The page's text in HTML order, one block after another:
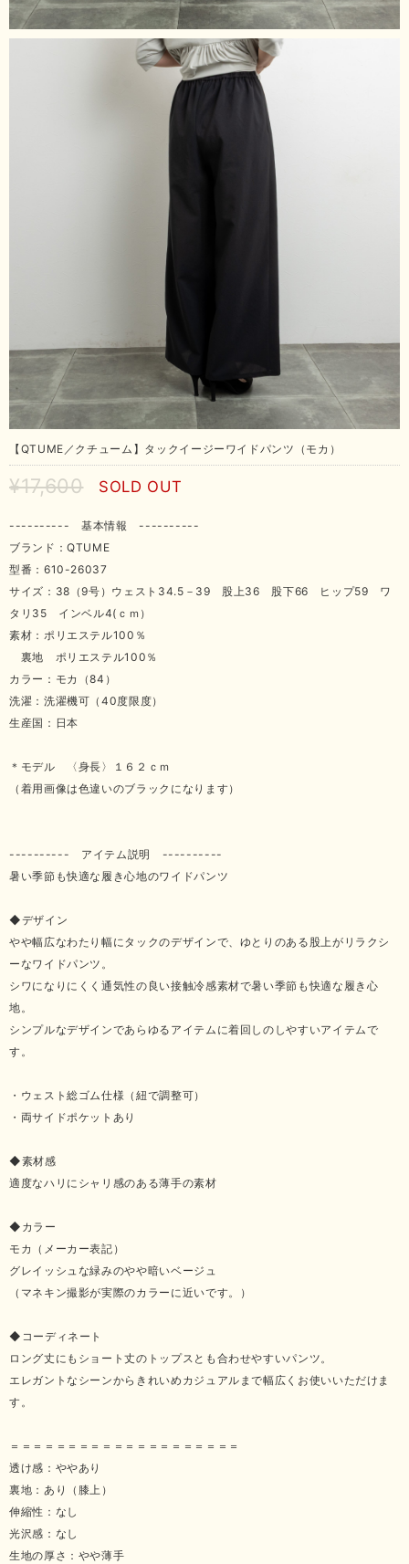
【QTUME／クチューム】タックイージーワイドパンツ（モカ）
¥17,600 SOLD OUT
---------- 基本情報 ----------
ブランド：QTUME
型番：610-26037
サイズ：38（9号）ウェスト34.5－39 股上36 股下66 ヒップ59 ワ
タリ35 インベル4(ｃｍ）
素材：ポリエステル100％
裏地 ポリエステル100％
カラー：モカ（84）
洗濯：洗濯機可（40度限度）
生産国：日本
＊モデル 〈身長〉１６２ｃｍ
（着用画像は色違いのブラックになります）
---------- アイテム説明 ----------
暑い季節も快適な履き心地のワイドパンツ
◆デザイン
やや幅広なわたり幅にタックのデザインで、ゆとりのある股上がリラクシ
ーなワイドパンツ。
シワになりにくく通気性の良い接触冷感素材で暑い季節も快適な履き心
地。
シンプルなデザインであらゆるアイテムに着回しのしやすいアイテムで
す。
・ウェスト総ゴム仕様（紐で調整可）
・両サイドポケットあり
◆素材感
適度なハリにシャリ感のある薄手の素材
◆カラー
モカ（メーカー表記）
グレイッシュな緑みのやや暗いベージュ
（マネキン撮影が実際のカラーに近いです。）
◆コーディネート
ロング丈にもショート丈のトップスとも合わせやすいパンツ。
エレガントなシーンからきれいめカジュアルまで幅広くお使いいただけま
す。
＝＝＝＝＝＝＝＝＝＝＝＝＝＝＝＝＝＝＝＝
透け感：ややあり
裏地：あり（膝上）
伸縮性：なし
光沢感：なし
生地の厚さ：やや薄手